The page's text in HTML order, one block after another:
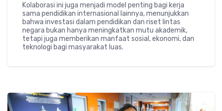
Kolaborasi ini juga menjadi model penting bagi kerja
sama pendidikan internasional lainnya, menunjukkan
bahwa investasi dalam pendidikan dan riset lintas
negara bukan hanya meningkatkan mutu akademik,
tetapi juga memberikan manfaat sosial, ekonomi, dan
teknologi bagi masyarakat luas.